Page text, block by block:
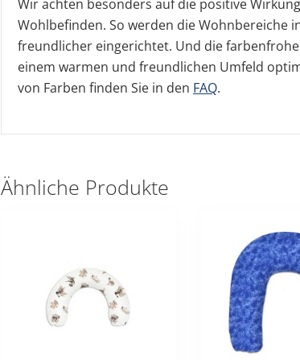
Wir achten besonders auf die positive
Wohlbefinden. So werden die Wohnbereiche
freundlicher eingerichtet. Und die
einem warmen und freundlichen Umfeld
von Farben finden Sie in den FAQ.
Ähnliche Produkte